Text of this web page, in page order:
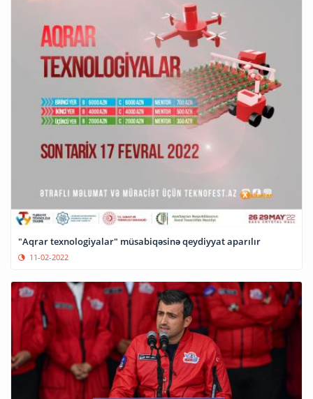
"Aqrar texnologiyalar" müsabiqəsinə qeydiyyat aparılır
11-02-2022